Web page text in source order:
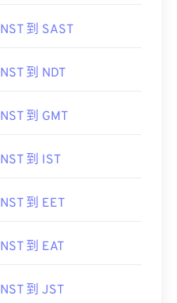
NST 到 SAST
NST 到 NDT
NST 到 GMT
NST 到 IST
NST 到 EET
NST 到 EAT
NST 到 JST